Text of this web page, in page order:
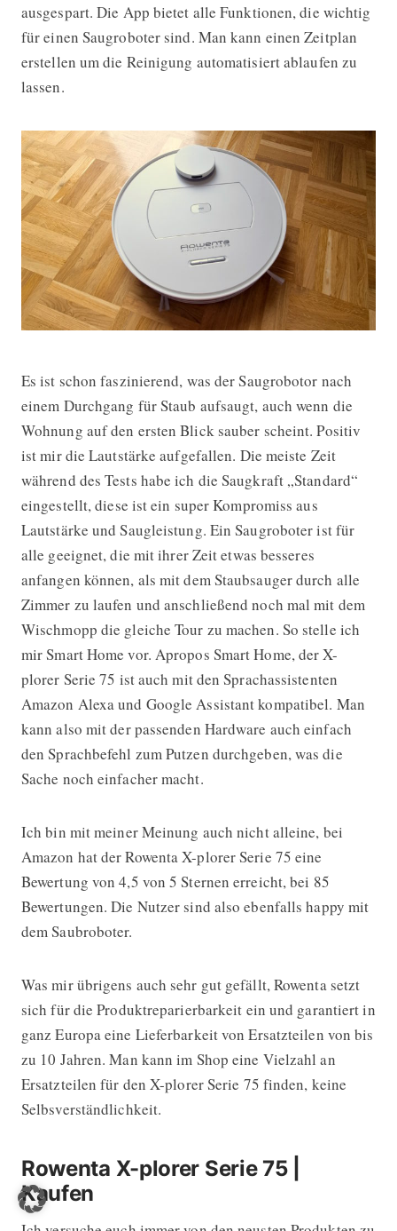
ausgespart. Die App bietet alle Funktionen, die wichtig
für einen Saugroboter sind. Man kann einen Zeitplan
erstellen um die Reinigung automatisiert ablaufen zu
lassen.
Es ist schon faszinierend, was der Saugrobotor nach
einem Durchgang für Staub aufsaugt, auch wenn die
Wohnung auf den ersten Blick sauber scheint. Positiv
ist mir die Lautstärke aufgefallen. Die meiste Zeit
während des Tests habe ich die Saugkraft „Standard“
eingestellt, diese ist ein super Kompromiss aus
Lautstärke und Saugleistung. Ein Saugroboter ist für
alle geeignet, die mit ihrer Zeit etwas besseres
anfangen können, als mit dem Staubsauger durch alle
Zimmer zu laufen und anschließend noch mal mit dem
Wischmopp die gleiche Tour zu machen. So stelle ich
mir Smart Home vor. Apropos Smart Home, der X-
plorer Serie 75 ist auch mit den Sprachassistenten
Amazon Alexa und Google Assistant kompatibel. Man
kann also mit der passenden Hardware auch einfach
den Sprachbefehl zum Putzen durchgeben, was die
Sache noch einfacher macht.
Ich bin mit meiner Meinung auch nicht alleine, bei
Amazon hat der Rowenta X-plorer Serie 75 eine
Bewertung von 4,5 von 5 Sternen erreicht, bei 85
Bewertungen. Die Nutzer sind also ebenfalls happy mit
dem Saubroboter.
Was mir übrigens auch sehr gut gefällt, Rowenta setzt
sich für die Produktreparierbarkeit ein und garantiert in
ganz Europa eine Lieferbarkeit von Ersatzteilen von bis
zu 10 Jahren. Man kann im Shop eine Vielzahl an
Ersatzteilen für den X-plorer Serie 75 finden, keine
Selbsverständlichkeit.
Rowenta X-plorer Serie 75 |
Kaufen